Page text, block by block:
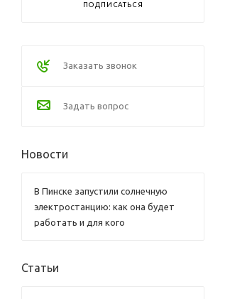
ПОДПИСАТЬСЯ
Заказать звонок
Задать вопрос
Новости
В Пинске запустили солнечную
электростанцию: как она будет
работать и для кого
Статьи